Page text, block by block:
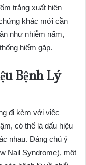
trắng xuất hiện
khác mới cần
như nhiễm nấm,
hiếm gặp.
Bệnh Lý
đi kèm với việc
có thể là dấu hiệu
nhau. Đáng chú ý
Nail Syndrome), một